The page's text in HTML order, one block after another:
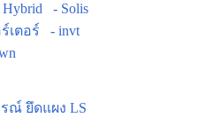
- Solis
เตอร์
- invt
ณ์ ยึดแผง LS